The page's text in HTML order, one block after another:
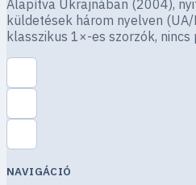
Alapítva Ukrajnában (2004),
küldetések három nyelven (UA/
klasszikus 1×-es szorzók, nincs
NAVIGÁCIÓ